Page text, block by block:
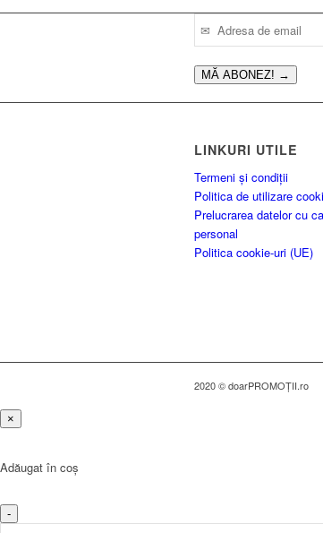
MĂ ABONEZ! →
LINKURI UTILE
Termeni și condiții
Politica de utilizare
Prelucrarea datelor cu
personal
Politica cookie-uri (UE)
2020 © doarPROMOȚII.ro
×
Adăugat în coș
-